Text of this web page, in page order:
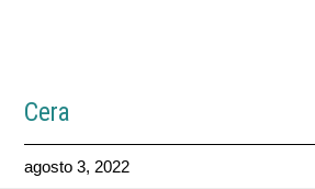
Cera
agosto 3, 2022